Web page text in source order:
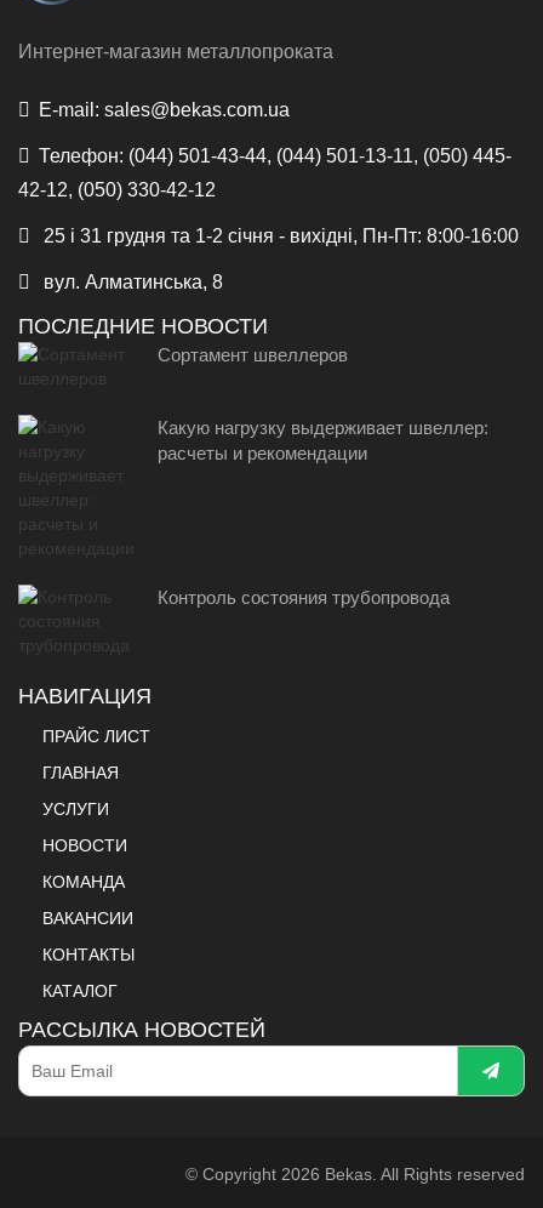
Интернет-магазин металлопроката
E-mail: sales@bekas.com.ua
Телефон: (044) 501-43-44, (044) 501-13-11, (050) 445-
42-12, (050) 330-42-12
25 і 31 грудня та 1-2 січня - вихідні, Пн-Пт: 8:00-16:00
вул. Алматинська, 8
ПОСЛЕДНИЕ НОВОСТИ
Сортамент швеллеров
Какую нагрузку выдерживает швеллер:
расчеты и рекомендации
Контроль состояния трубопровода
НАВИГАЦИЯ
ПРАЙС ЛИСТ
ГЛАВНАЯ
УСЛУГИ
НОВОСТИ
КОМАНДА
ВАКАНСИИ
КОНТАКТЫ
КАТАЛОГ
РАССЫЛКА НОВОСТЕЙ
© Copyright 2026 Bekas. All Rights reserved